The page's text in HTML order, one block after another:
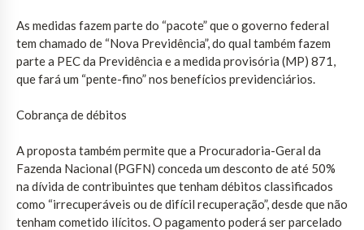
As medidas fazem parte do “pacote” que o governo federal
tem chamado de “Nova Previdência”, do qual também fazem
parte a PEC da Previdência e a medida provisória (MP) 871,
que fará um “pente-fino” nos benefícios previdenciários.
Cobrança de débitos
A proposta também permite que a Procuradoria-Geral da
Fazenda Nacional (PGFN) conceda um desconto de até 50%
na dívida de contribuintes que tenham débitos classificados
como “irrecuperáveis ou de difícil recuperação”, desde que não
tenham cometido ilícitos. O pagamento poderá ser parcelado